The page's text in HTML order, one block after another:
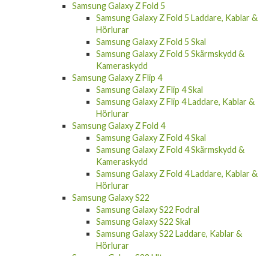
Samsung Galaxy Z Fold 5
Samsung Galaxy Z Fold 5 Laddare, Kablar &
Hörlurar
Samsung Galaxy Z Fold 5 Skal
Samsung Galaxy Z Fold 5 Skärmskydd &
Kameraskydd
Samsung Galaxy Z Flip 4
Samsung Galaxy Z Flip 4 Skal
Samsung Galaxy Z Flip 4 Laddare, Kablar &
Hörlurar
Samsung Galaxy Z Fold 4
Samsung Galaxy Z Fold 4 Skal
Samsung Galaxy Z Fold 4 Skärmskydd &
Kameraskydd
Samsung Galaxy Z Fold 4 Laddare, Kablar &
Hörlurar
Samsung Galaxy S22
Samsung Galaxy S22 Fodral
Samsung Galaxy S22 Skal
Samsung Galaxy S22 Laddare, Kablar &
Hörlurar